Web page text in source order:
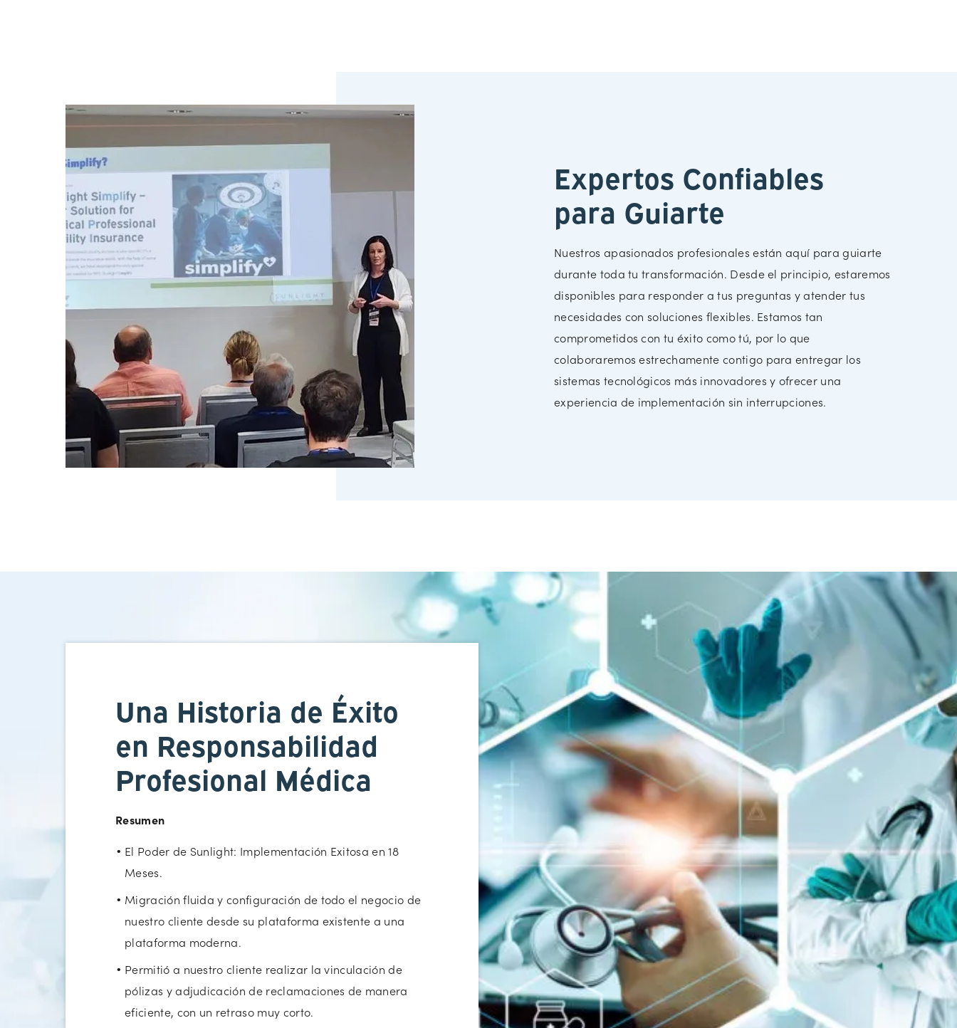
Expertos Confiables
para Guiarte
Nuestros apasionados profesionales están aquí para guiarte
durante toda tu transformación. Desde el principio, estaremos
disponibles para responder a tus preguntas y atender tus
necesidades con soluciones flexibles. Estamos tan
comprometidos con tu éxito como tú, por lo que
colaboraremos estrechamente contigo para entregar los
sistemas tecnológicos más innovadores y ofrecer una
experiencia de implementación sin interrupciones.
Una Historia de Éxito
en Responsabilidad
Profesional Médica
Resumen
El Poder de Sunlight: Implementación Exitosa en 18
Meses.
Migración fluida y configuración de todo el negocio de
nuestro cliente desde su plataforma existente a una
plataforma moderna.
Permitió a nuestro cliente realizar la vinculación de
pólizas y adjudicación de reclamaciones de manera
eficiente, con un retraso muy corto.